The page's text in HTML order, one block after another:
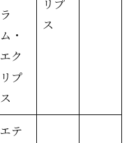
ラ
ム・
エク
リプ
ス
リプ
ス
エテ